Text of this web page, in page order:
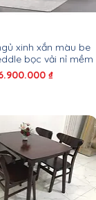
xinh xắn màu be
bọc vải nỉ mềm
₫